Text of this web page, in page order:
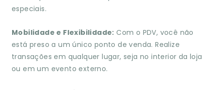
especiais.
Mobilidade e Flexibilidade: Com o PDV, você não
está preso a um único ponto de venda. Realize
transações em qualquer lugar, seja no interior da loja
ou em um evento externo.